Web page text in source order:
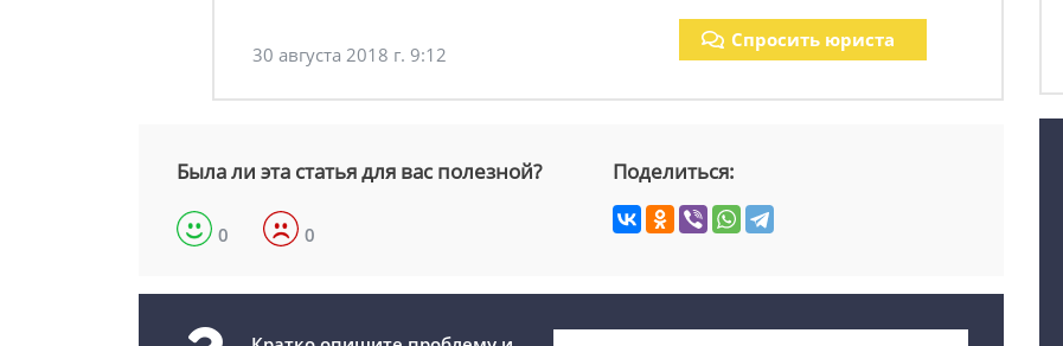
30 августа 2018 г. 9:12
Спросить юриста
Была ли эта статья для вас полезной?
0 0
Поделиться: